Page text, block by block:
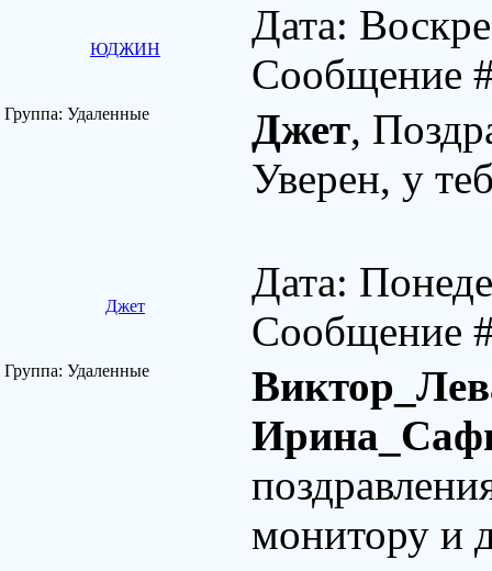
ЮДЖИН
Дата:
Сообщение
Группа: Удаленные Джет,
Уверен, у
Джет
Дата:
Сообщение
Группа: Удаленные
монитору и